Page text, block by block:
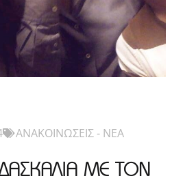
ΑΝΑΚΟΙΝΩΣΕΙΣ - ΝΕΑ
ΜΕ ΤΟΝ